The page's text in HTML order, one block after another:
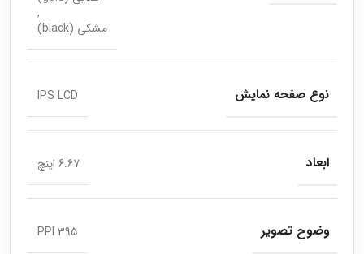
,
مشکی (black)
نوع صفحه نمایش IPS LCD
ابعاد 6.67 اینچ
وضوح تصویر 395 PPI